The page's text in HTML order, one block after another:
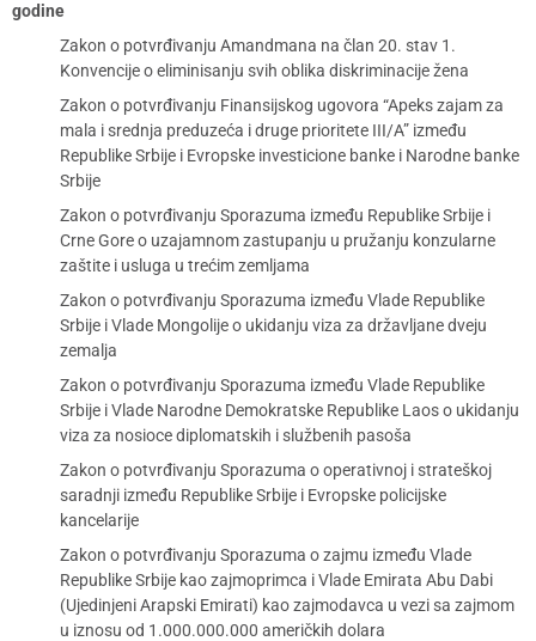
godine
Zakon o potvrđivanju Amandmana na član 20. stav 1.
Konvencije o eliminisanju svih oblika diskriminacije žena
Zakon o potvrđivanju Finansijskog ugovora “Apeks zajam za
mala i srednja preduzeća i druge prioritete III/A” između
Republike Srbije i Evropske investicione banke i Narodne banke
Srbije
Zakon o potvrđivanju Sporazuma između Republike Srbije i
Crne Gore o uzajamnom zastupanju u pružanju konzularne
zaštite i usluga u trećim zemljama
Zakon o potvrđivanju Sporazuma između Vlade Republike
Srbije i Vlade Mongolije o ukidanju viza za državljane dveju
zemalja
Zakon o potvrđivanju Sporazuma između Vlade Republike
Srbije i Vlade Narodne Demokratske Republike Laos o ukidanju
viza za nosioce diplomatskih i službenih pasoša
Zakon o potvrđivanju Sporazuma o operativnoj i strateškoj
saradnji između Republike Srbije i Evropske policijske
kancelarije
Zakon o potvrđivanju Sporazuma o zajmu između Vlade
Republike Srbije kao zajmoprimca i Vlade Emirata Abu Dabi
(Ujedinjeni Arapski Emirati) kao zajmodavca u vezi sa zajmom
u iznosu od 1.000.000.000 američkih dolara